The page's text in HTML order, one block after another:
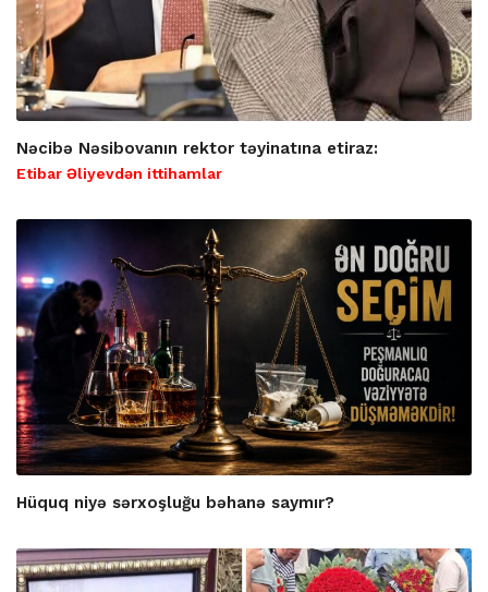
Nəcibə Nəsibovanın rektor təyinatına etiraz:
Etibar Əliyevdən ittihamlar
Hüquq niyə sərxoşluğu bəhanə saymır?